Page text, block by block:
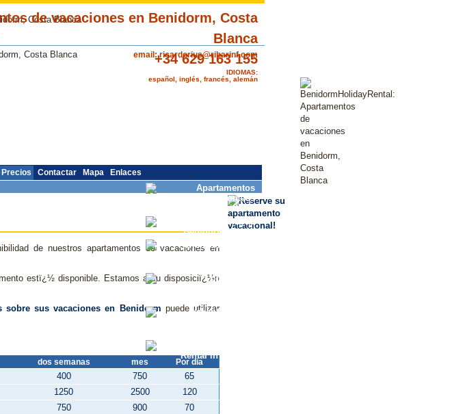
+34 629 163 155
IDIOMAS:
español, inglés, francés, alemán
de nuestros apartamentos de vacaciones en
estï¿½ disponible. Estamos a su disposiciï¿½n
sobre sus vacaciones en Benidorm puede utilizar
dos semanas mes Por dia
400 750
65
1250 2500
120
750 900
70
Precios Contactar Mapa Enlaces
email:ricardorius@ribarinf.com